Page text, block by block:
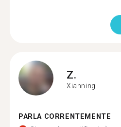
Z.
Xianning
PARLA CORRENTEMENTE